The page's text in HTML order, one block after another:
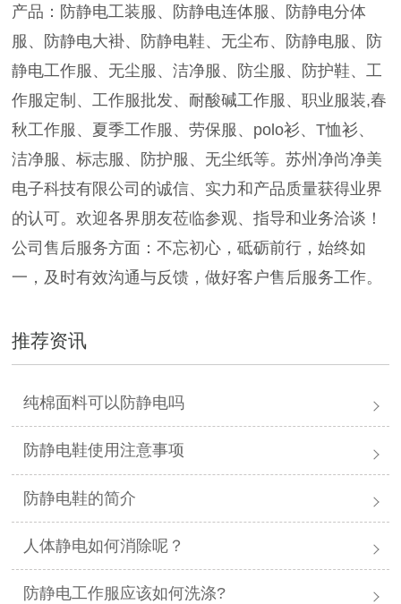
产品：防静电工装服、防静电连体服、防静电分体
服、防静电大褂、防静电鞋、无尘布、防静电服、防
静电工作服、无尘服、洁净服、防尘服、防护鞋、工
作服定制、工作服批发、耐酸碱工作服、职业服装,春
秋工作服、夏季工作服、劳保服、polo衫、T恤衫、
洁净服、标志服、防护服、无尘纸等。苏州净尚净美
电子科技有限公司的诚信、实力和产品质量获得业界
的认可。欢迎各界朋友莅临参观、指导和业务洽谈！
公司售后服务方面：不忘初心，砥砺前行，始终如
一，及时有效沟通与反馈，做好客户售后服务工作。
推荐资讯
纯棉面料可以防静电吗
防静电鞋使用注意事项
防静电鞋的简介
人体静电如何消除呢？
防静电工作服应该如何洗涤?